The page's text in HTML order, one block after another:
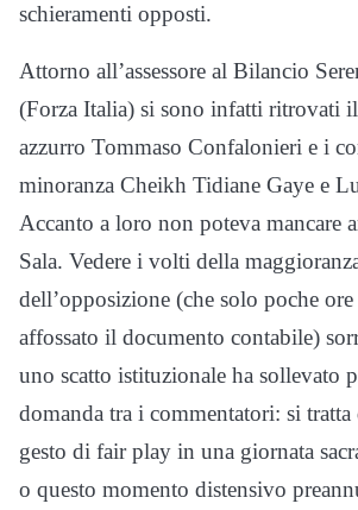
schieramenti opposti.
Attorno all’assessore al Bilancio
(Forza Italia) si sono infatti ritrovati
azzurro Tommaso Confalonieri e i
minoranza Cheikh Tidiane Gaye e
Accanto a loro non poteva mancare
Sala. Vedere i volti della
dell’opposizione (che solo poche
affossato il documento contabile)
uno scatto istituzionale ha sollevato
domanda tra i commentatori: si
gesto di fair play in una giornata
o questo momento distensivo